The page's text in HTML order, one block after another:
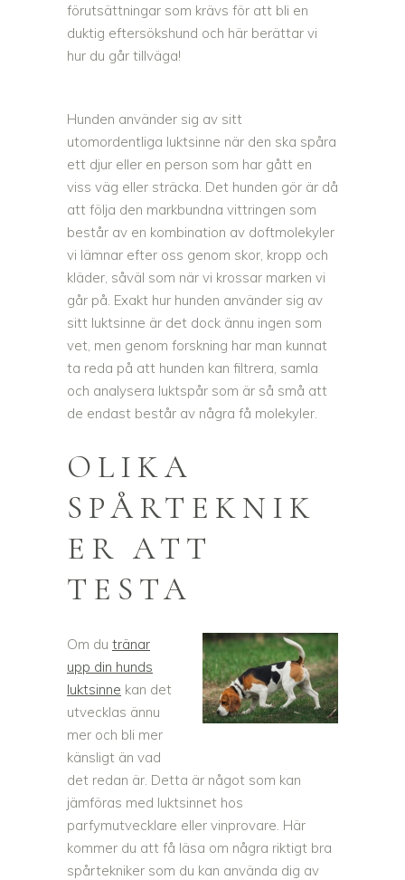
förutsättningar som krävs för att bli en
duktig eftersökshund och här berättar vi
hur du går tillväga!
Hunden använder sig av sitt
utomordentliga luktsinne när den ska spåra
ett djur eller en person som har gått en
viss väg eller sträcka. Det hunden gör är då
att följa den markbundna vittringen som
består av en kombination av doftmolekyler
vi lämnar efter oss genom skor, kropp och
kläder, såväl som när vi krossar marken vi
går på. Exakt hur hunden använder sig av
sitt luktsinne är det dock ännu ingen som
vet, men genom forskning har man kunnat
ta reda på att hunden kan filtrera, samla
och analysera luktspår som är så små att
de endast består av några få molekyler.
OLIKA
SPÅRTEKNIK
ER ATT
TESTA
Om du tränar
upp din hunds
luktsinne kan det
utvecklas ännu
mer och bli mer
känsligt än vad
det redan är. Detta är något som kan
jämföras med luktsinnet hos
parfymutvecklare eller vinprovare. Här
kommer du att få läsa om några riktigt bra
spårtekniker som du kan använda dig av